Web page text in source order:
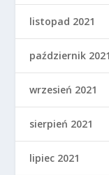
listopad 2021
październik 2021
wrzesień 2021
sierpień 2021
lipiec 2021